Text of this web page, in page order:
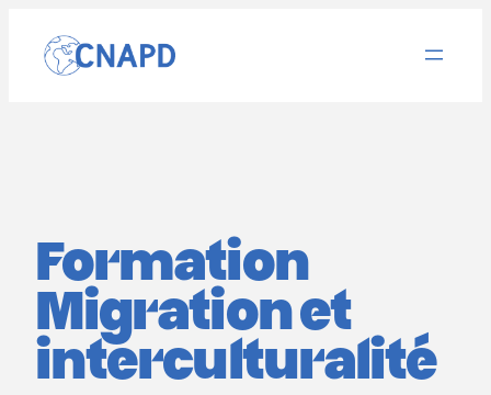
contenu
Formation
Migration et
interculturalité